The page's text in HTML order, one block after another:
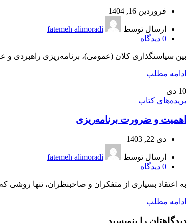
فروردین 16, 1404
ارسال توسط
fatemeh alimoradi
0 دیدگاه
بین سیاستگذاری کلان (عمومی)، برنامه‌ریزی راهبردی و
ادامه مطلب
10 دی
بریده‌های کتاب
اهمیت و ضرورت برنامه‌ریزی
دی 22, 1403
ارسال توسط
fatemeh alimoradi
0 دیدگاه
به اعتقاد بسیاری از متفکران و صاحبنظران، تنها
ادامه مطلب
دیدگاهتان را بنویسید